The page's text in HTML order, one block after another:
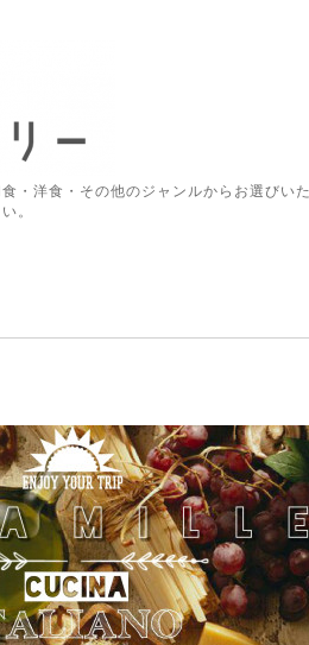
・洋食・その他のジャンルからお選びい
。